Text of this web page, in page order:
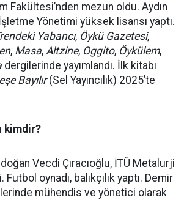
Fakültesi’nden mezun oldu. Aydın
Yönetimi yüksek lisansı yaptı.
Yabancı, Öykü Gazetesi,
, Masa, Altzine, Oggito, Öykülem,
dergilerinde yayımlandı. İlk kitabı
Bayılır(Sel Yayıncılık) 2025’te
kimdir?
Vecdi Çıracıoğlu, İTÜ Metalurji
oynadı, balıkçılık yaptı. Demir
mühendis ve yönetici olarak